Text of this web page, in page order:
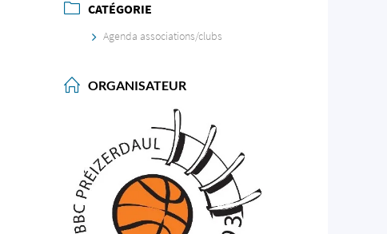
CATÉGORIE
Agenda associations/clubs
ORGANISATEUR